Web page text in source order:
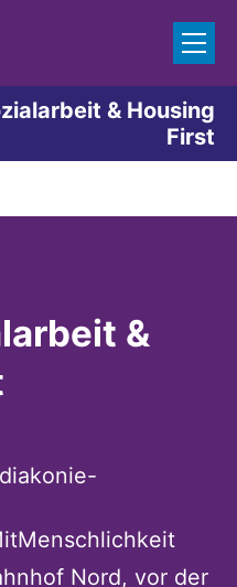
& Housing
First
&
Nord, vor der